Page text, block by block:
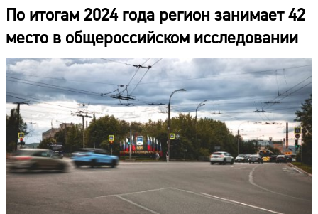
По итогам 2024 года регион занимает 42
место в общероссийском исследовании